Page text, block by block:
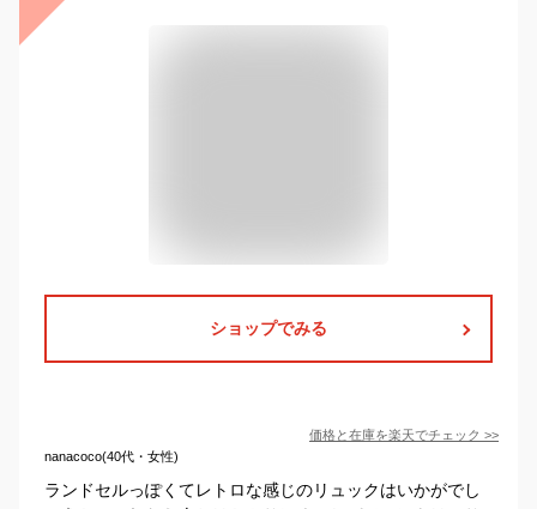
ショップでみる
価格と在庫を楽天でチェック >>
nanacoco(40代・女性)
ランドセルっぽくてレトロな感じのリュックはいかがでし